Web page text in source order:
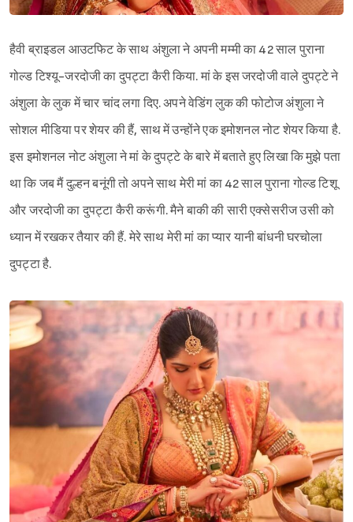
Sign in
हैवी ब्राइडल आउटफिट के साथ अंशुला ने अपनी मम्मी का 42 साल पुराना
गोल्ड टिश्यू-जरदोजी का दुपट्टा कैरी किया. मां के इस जरदोजी वाले दुपट्टे ने
अंशुला के लुक में चार चांद लगा दिए. अपने वेडिंग लुक की फोटोज अंशुला ने
सोशल मीडिया पर शेयर की हैं, साथ में उन्होंने एक इमोशनल नोट शेयर किया है.
इस इमोशनल नोट अंशुला ने मां के दुपट्टे के बारे में बताते हुए लिखा कि मुझे पता
था कि जब मैं दुल्हन बनूंगी तो अपने साथ मेरी मां का 42 साल पुराना गोल्ड टिशू
और जरदोजी का दुपट्टा कैरी करूंगी. मैने बाकी की सारी एक्सेसरीज उसी को
ध्यान में रखकर तैयार की हैं. मेरे साथ मेरी मां का प्यार यानी बांधनी घरचोला
दुपट्टा है.